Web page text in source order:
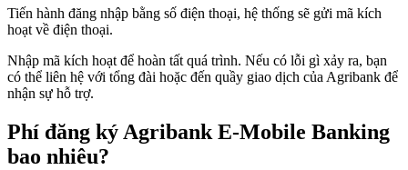
Tiến hành đăng nhập bằng số điện thoại, hệ thống sẽ gửi mã kích
hoạt về điện thoại.
Nhập mã kích hoạt để hoàn tất quá trình. Nếu có lỗi gì xảy ra, bạn
có thể liên hệ với tổng đài hoặc đến quầy giao dịch của Agribank để
nhận sự hỗ trợ.
Phí đăng ký Agribank E-Mobile Banking
bao nhiêu?